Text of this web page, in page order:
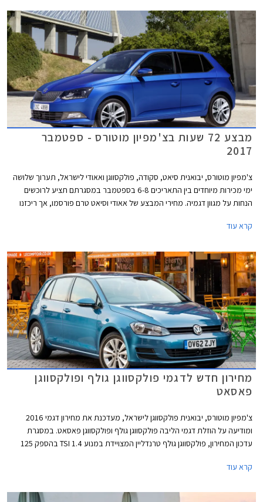
מבצע 72 שעות בצ'מפיון מוטורס - ספטמבר
2017
צ'מפיון מוטורס, יבואנית סיאט, סקודה, פולקסווגן ואאודי לישראל, תערוך שלושה
ימי מכירות מיוחדים בין התאריכים 6-8 בספטמבר במסגרתם תציע לרוכשים
הנחות על מגוון דגמיה. מחירי המבצע של אאודי וסיאט טרם פורסמו, אך ריכזנו
ופולקסווגן.
קרא עוד
מחירון חדש לדגמי פולקסווגן גולף ופולקסווגן
פאסאט
צ'מפיון מוטורס, יבואנית פולקסווגן לישראל, מעדכנת את מחירון דגמי 2016
ומודיעה על הוזלת דגמי הליבה פולקסווגן גולף ופולקסווגן פאסאט. במסגרת
עדכון המחירון, פולקסווגן גולף טרנדליין המצויידת במנוע 1.4 TSI בהספק 125
מהמחיר הקודם שעמד על 148,600 ₪.
קרא עוד